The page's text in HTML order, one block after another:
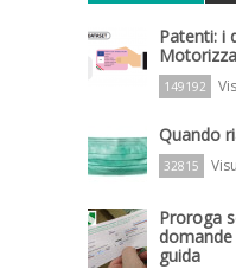
Patenti: i
149192
Quando
32815
Proroga
domande
guida